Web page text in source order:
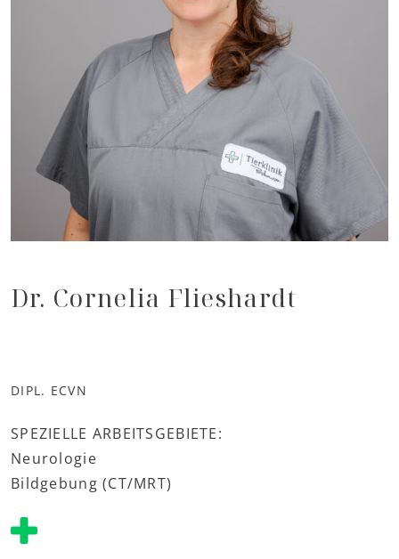
Dr. Cornelia Flieshardt
DIPL. ECVN
SPEZIELLE ARBEITSGEBIETE:
Neurologie
Bildgebung (CT/MRT)